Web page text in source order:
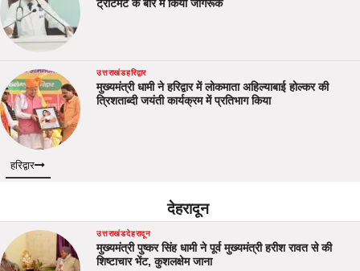
ट्रीटमेंट क बारे में किया जागरूक
उत्तराखंडहरिद्वार
मुख्यमंत्री धामी ने हरिद्वार में लोकमाता अहिल्याबाई होल्कर की
त्रिशताब्दी जयंती कार्यक्रम में प्रतिभाग किया
हरिद्वार
देहरादून
उत्तराखंडदेहरादून
मुख्यमंत्री पुष्कर सिंह धामी ने पूर्व मुख्यमंत्री हरीश रावत से की
शिष्टाचार भेंट, कुशलक्षेम जाना